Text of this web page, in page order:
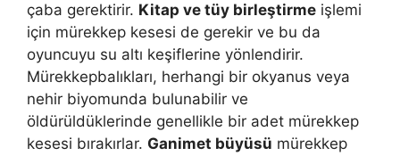
çaba gerektirir. Kitap ve tüy birleştirme işlemi
için mürekkep kesesi de gerekir ve bu da
oyuncuyu su altı keşiflerine yönlendirir.
Mürekkepbalıkları, herhangi bir okyanus veya
nehir biyomunda bulunabilir ve
öldürüldüklerinde genellikle bir adet mürekkep
kesesi bırakırlar. Ganimet büyüsü mürekkep